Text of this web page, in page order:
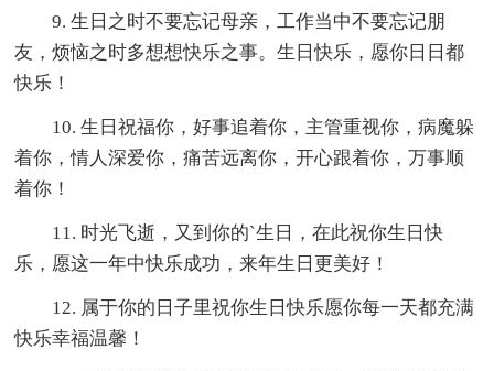
9. 生日之时不要忘记母亲，工作当中不要忘记朋
友，烦恼之时多想想快乐之事。生日快乐，愿你日日都
快乐！
10. 生日祝福你，好事追着你，主管重视你，病魔躲
着你，情人深爱你，痛苦远离你，开心跟着你，万事顺
着你！
11. 时光飞逝，又到你的`生日，在此祝你生日快
乐，愿这一年中快乐成功，来年生日更美好！
12. 属于你的日子里祝你生日快乐愿你每一天都充满
快乐幸福温馨！